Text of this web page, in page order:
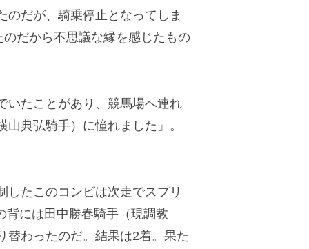
だが、騎乗停止となってしま
だから不思議な縁を感じたもの
たことがあり、競馬場へ連れ
典弘騎手）に憧れました」。
たこのコンビは次走でスプリ
背には田中勝春騎手（現調教
替わったのだ。結果は2着。果た